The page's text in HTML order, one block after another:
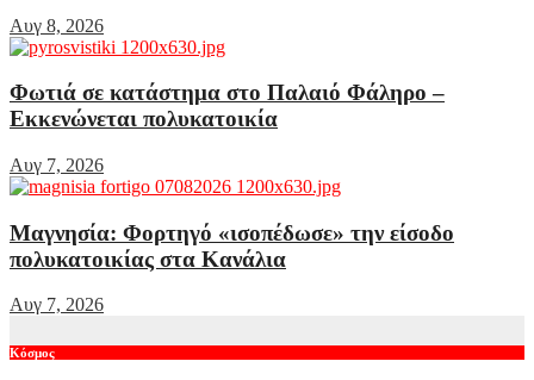
Αυγ 8, 2026
Φωτιά σε κατάστημα στο Παλαιό Φάληρο –
Εκκενώνεται πολυκατοικία
Αυγ 7, 2026
Μαγνησία: Φορτηγό «ισοπέδωσε» την είσοδο
πολυκατοικίας στα Κανάλια
Αυγ 7, 2026
Κόσμος